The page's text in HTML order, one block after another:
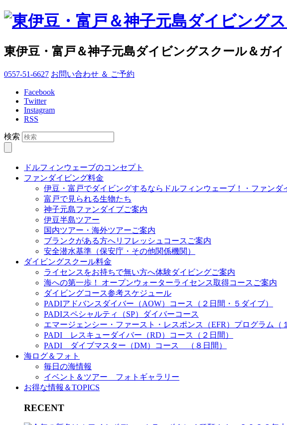
東伊豆・富戸＆神子元島ダイビングスクール＆ガ
0557-51-6627 お問い合わせ ＆ ご予約
Facebook
Twitter
Instagram
RSS
検索
ドルフィンウェーブのコンセプト
ファンダイビング料金
伊豆・富戸でダイビングするならドルフィンウェーブ！・ファンダ
富戸で見られる生物たち
神子元島ファンダイブご案内
伊豆半島ツアー
国内ツアー・海外ツアーご案内
ブランクがある方へリフレッシュコースご案内
安全潜水基準（保安庁・その他関係機関）
ダイビングスクール料金
ライセンスをお持ちで無い方へ体験ダイビングご案内
海への第一歩！ オープンウォーターライセンス取得コースご案内
ダイビングコース参考スケジュール
PADIアドバンスダイバー（AOW）コース（２日間・５ダイブ）
PADIスペシャルティ（SP）ダイバーコース
エマージェンシー・ファースト・レスポンス（EFR）プログラム（
PADI レスキューダイバー（RD）コース（２日間）
PADI ダイブマスター（DM）コース （８日間）
海ログ＆フォト
毎日の海情報
イベント＆ツアー フォトギャラリー
お得な情報＆TOPICS
RECENT